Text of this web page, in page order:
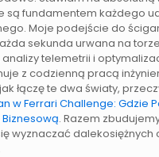
są fundamentem każdego
Moje podejście do
sekunda urwana na
telemetrii i
z codzienną pracą
łączę te dwa światy,
w Ferrari Challenge: Gdzie
. Razem
wyznaczać dalekosiężnych